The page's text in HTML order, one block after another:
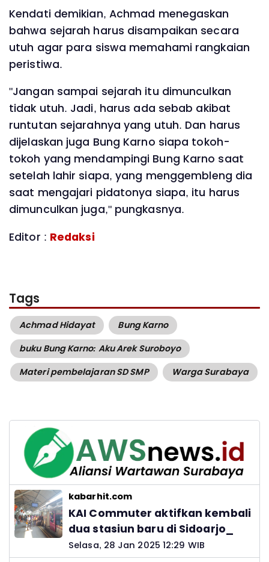
‎Kendati demikian, Achmad menegaskan
bahwa sejarah harus disampaikan secara
utuh agar para siswa memahami rangkaian
peristiwa.
‎"Jangan sampai sejarah itu dimunculkan
tidak utuh. Jadi, harus ada sebab akibat
runtutan sejarahnya yang utuh. Dan harus
dijelaskan juga Bung Karno siapa tokoh-
tokoh yang mendampingi Bung Karno saat
setelah lahir siapa, yang menggembleng dia
saat mengajari pidatonya siapa, itu harus
dimunculkan juga," pungkasnya.
Editor : Redaksi
Tags
Achmad Hidayat
Bung Karno
buku Bung Karno: Aku Arek Suroboyo
Materi pembelajaran SD SMP
Warga Surabaya
kabarhit.com
KAI Commuter aktifkan kembali
dua stasiun baru di Sidoarjo_
Selasa, 28 Jan 2025 12:29 WIB